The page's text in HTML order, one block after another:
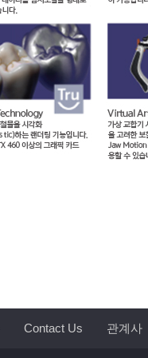
Contact Us 관계사